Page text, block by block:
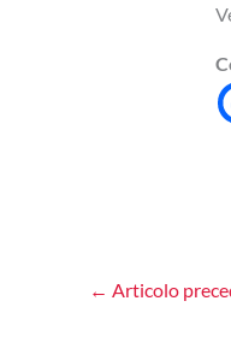
← Articolo